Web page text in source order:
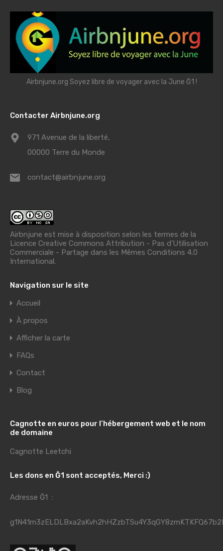
Airbnjune.org Soyez libre de voyager avec la June Ğ1 !
Contacter Airbnjune.org
971 Avenue de la liberté,
00000 Terre du Monde
contact@airbnjune.org
Airbnjune est mise à disposition selon les termes de la
Licence Creative Commons Attribution - Pas d’Utilisation
Commerciale - Partage dans les Mêmes Conditions 4.0
International.
Navigation sur le site
Accueil
À propos
Afficher la carte
FAQs
Contact
Blog
Cagnotte en euros pour l’hébergement web et le nom
de domaine
Cagnotte Leetchi
Les dons en Ğ1 sont acceptés, Merci :)
Adresse Ğ1 :